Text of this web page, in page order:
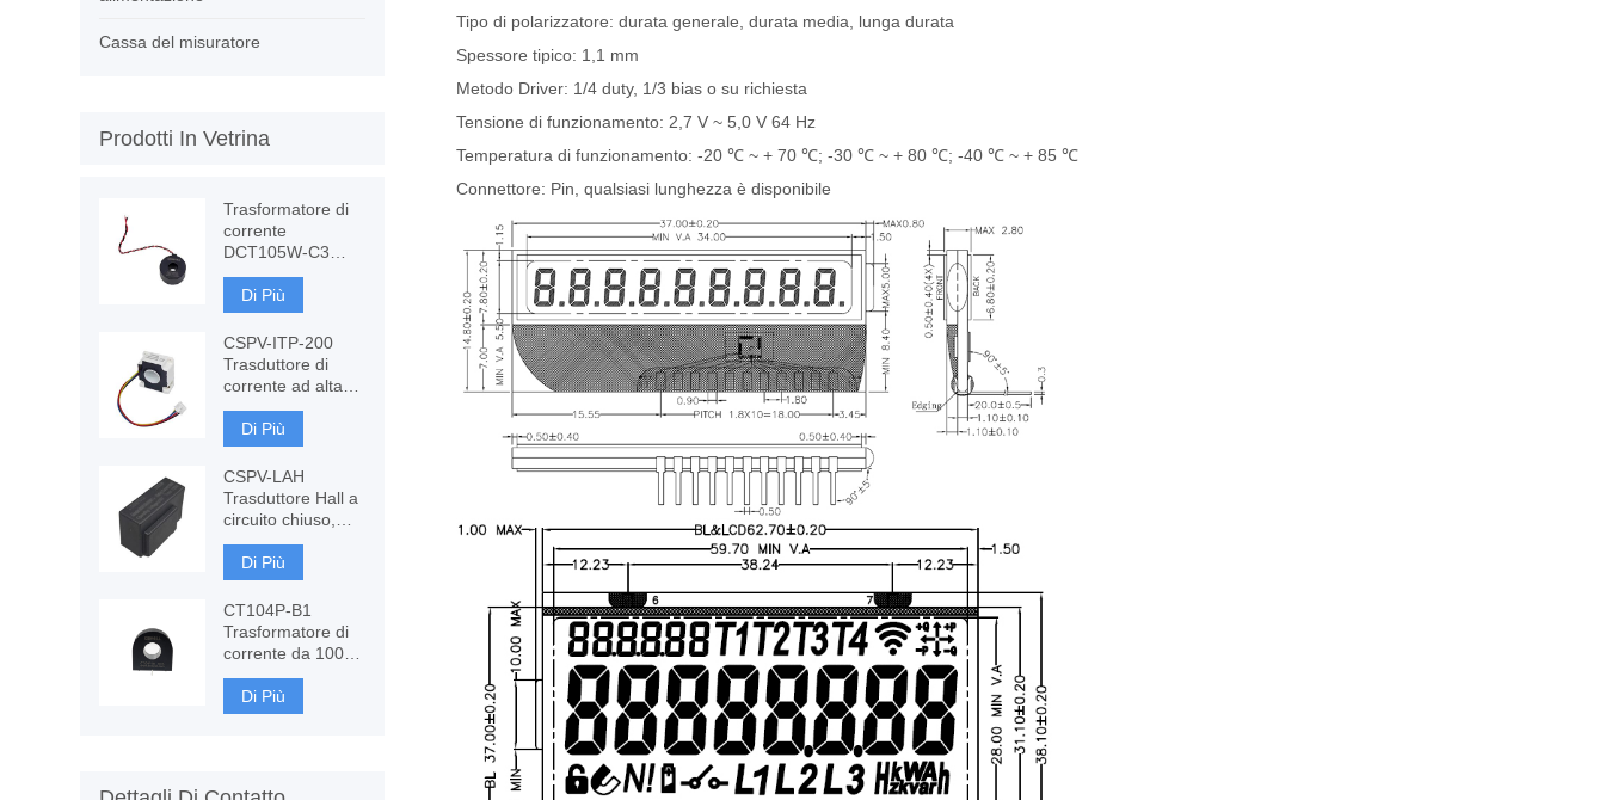
Tipo di polarizzatore: durata generale, durata media, lunga durata
Spessore tipico: 1,1 mm
Metodo Driver: 1/4 duty, 1/3 bias o su richiesta
Tensione di funzionamento: 2,7 V ~ 5,0 V 64 Hz
Temperatura di funzionamento: -20 ℃ ~ + 70 ℃; -30 ℃ ~ + 80 ℃; -40 ℃ ~ + 85 ℃
Connettore: Pin, qualsiasi lunghezza è disponibile
Cassa del misuratore
Prodotti In Vetrina
Trasformatore di
corrente
DCT105W-C3
120A con
immunità CC,
misurazione CT
Di Più
CSPV-ITP-200
Trasduttore di
corrente ad alta
precisione,
Fluxgate basato
su componenti
Di Più
CSPV-LAH
Trasduttore Hall a
circuito chiuso,
misura AC, DC
Di Più
CT104P-B1
Trasformatore di
corrente da 100 A,
monitoraggio e
protezione
Di Più